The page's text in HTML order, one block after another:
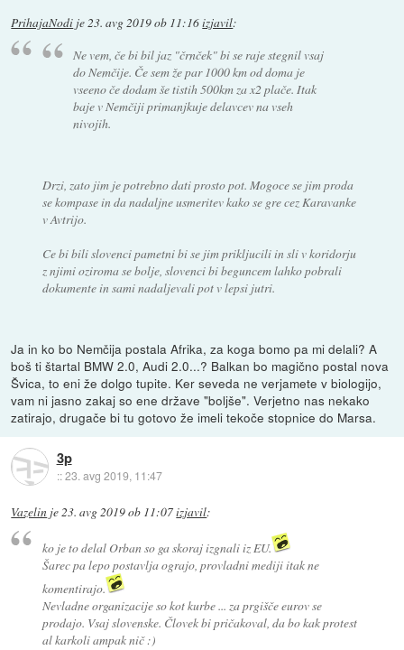
PrihajaNodi je 23. avg 2019 ob 11:16izjavil:
Ne vem, če bi bil jaz "črnček" bi se raje stegnil vsaj
do Nemčije. Če sem že par 1000 km od doma je
vseeno če dodam še tistih 500km za x2 plače. Itak
baje v Nemčiji primanjkuje delavcev na vseh
nivojih.
Drzi, zato jim je potrebno dati prosto pot. Mogoce se jim proda
se kompase in da nadaljne usmeritev kako se gre cez Karavanke
v Avtrijo.
Ce bi bili slovenci pametni bi se jim prikljucili in sli v koridorju
z njimi oziroma se bolje, slovenci bi beguncem lahko pobrali
dokumente in sami nadaljevali pot v lepsi jutri.
Ja in ko bo Nemčija postala Afrika, za koga bomo pa mi delali? A
boš ti štartal BMW 2.0, Audi 2.0...? Balkan bo magično postal nova
Švica, to eni že dolgo tupite. Ker seveda ne verjamete v biologijo,
vam ni jasno zakaj so ene države "boljše". Verjetno nas nekako
zatirajo, drugače bi tu gotovo že imeli tekoče stopnice do Marsa.
3p
::23. avg 2019, 11:47
Vazelin je23. avg 2019 ob 11:07izjavil:
ko je to delal Orban so ga skoraj izgnali iz EU.
Šarec pa lepo postavlja ograjo, provladni mediji itak ne
komentirajo.
Nevladne organizacije so kot kurbe ... za prgišče eurov se
prodajo. Vsaj slovenske. Človek bi pričakoval, da bo kak protest
al karkoli ampak nič :)